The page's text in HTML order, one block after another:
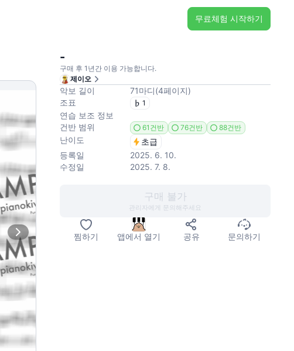
무료체험 시작하기
-
구매 후 1년간 이용 가능합니다.
제이오
악보 길이 71마디(4페이지)
조표
1
연습 보조 정보
건반 범위
61건반 76건반 88건반
난이도
초급
등록일
2025. 6. 10.
수정일
2025. 7. 8.
구매 불가
관리자에게 문의해주세요
찜하기 앱에서 열기 공유 문의하기